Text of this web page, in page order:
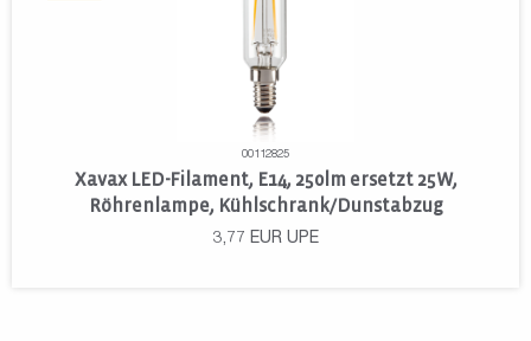
00112825
Xavax LED-Filament, E14, 250lm ersetzt 25W,
Röhrenlampe, Kühlschrank/Dunstabzug
3,77 EUR UPE